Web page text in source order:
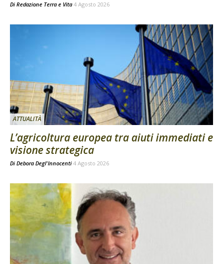
Di Redazione Terra e Vita 4 Agosto 2026
ATTUALITÀ
L’agricoltura europea tra aiuti immediati e
visione strategica
Di Debora Degl'Innocenti 4 Agosto 2026